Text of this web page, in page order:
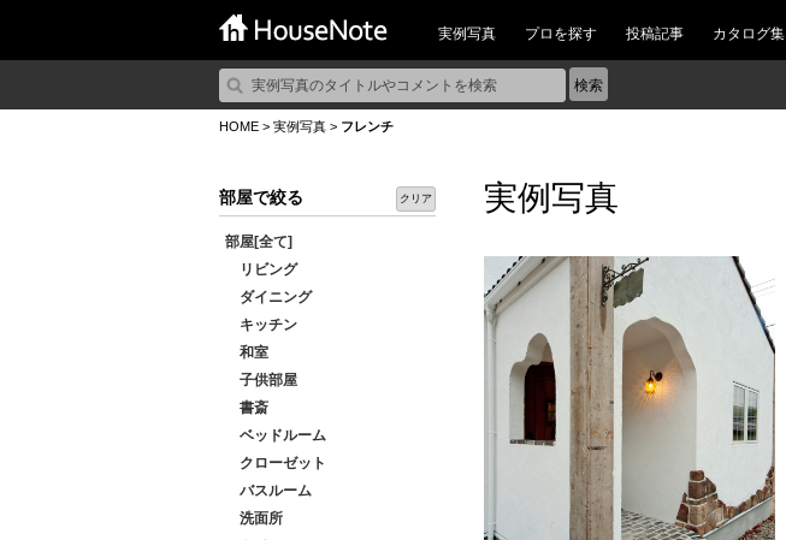
実例写真 プロを探す 投稿記事 カタログ集
HOME > 実例写真 > フレンチ
部屋で絞る クリア
部屋[全て]
リビング
ダイニング
キッチン
和室
子供部屋
書斎
ベッドルーム
クローゼット
バスルーム
洗面所
実例写真